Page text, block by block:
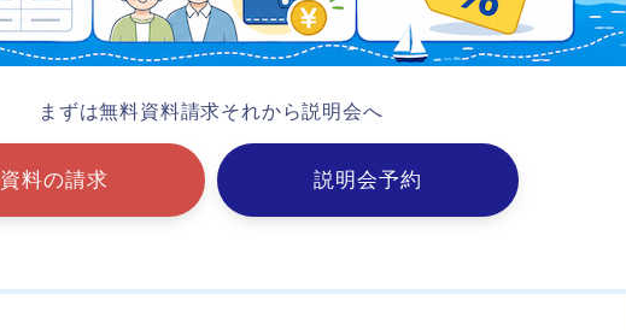
まずは無料資料請求それから説明会へ
資料の請求 説明会予約